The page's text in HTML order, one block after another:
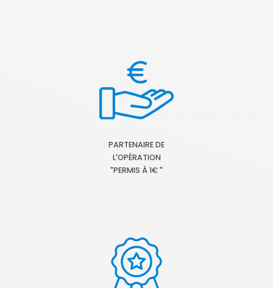
PARTENAIRE DE
L'OPÉRATION
"PERMIS À 1€ "